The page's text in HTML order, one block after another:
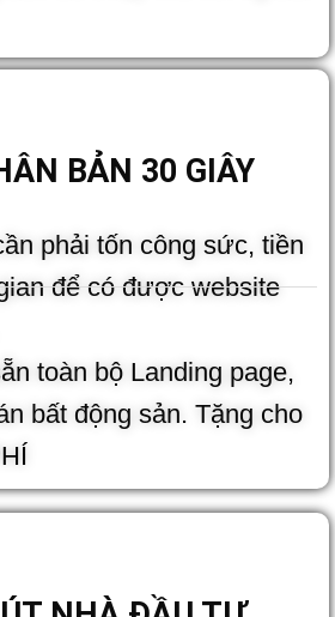
BẢN 30 GIÂY
phải tốn công sức, tiền
để có được website
toàn bộ Landing page,
bất động sản. Tặng cho